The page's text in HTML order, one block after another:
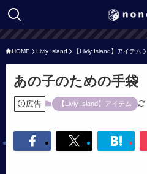
HOME Livly Island 【Livly Island】アイテム
あの子のための手袋
広告 【Livly Island】アイテム